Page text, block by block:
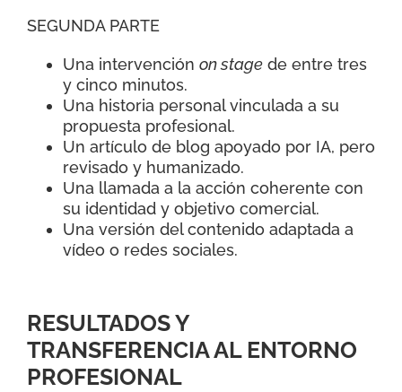
SEGUNDA PARTE
Una intervención on stagede entre tres
y cinco minutos.
Una historia personal vinculada a su
propuesta profesional.
Un artículo de blog apoyado por IA, pero
revisado y humanizado.
Una llamada a la acción coherente con
su identidad y objetivo comercial.
Una versión del contenido adaptada a
vídeo o redes sociales.
RESULTADOS Y
TRANSFERENCIA AL ENTORNO
PROFESIONAL